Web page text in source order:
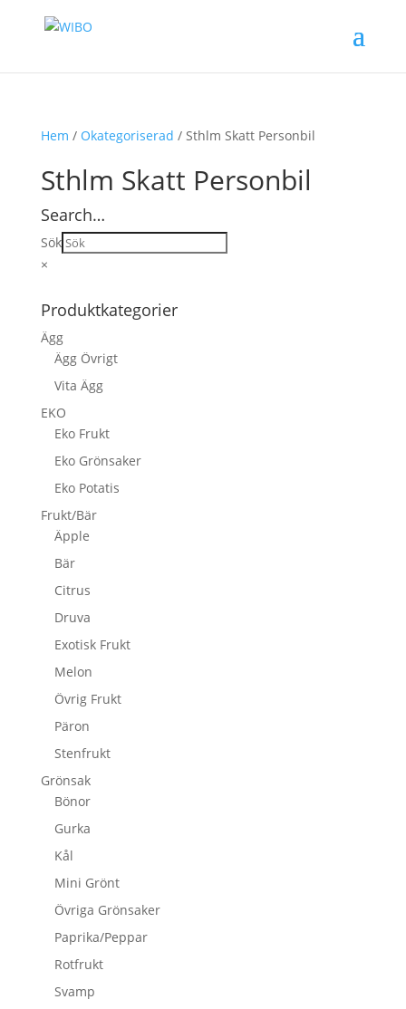
Hem / Okategoriserad / Sthlm Skatt Personbil
Sthlm Skatt Personbil
Search…
Sök
×
Produktkategorier
Ägg
Ägg Övrigt
Vita Ägg
EKO
Eko Frukt
Eko Grönsaker
Eko Potatis
Frukt/Bär
Äpple
Bär
Citrus
Druva
Exotisk Frukt
Melon
Övrig Frukt
Päron
Stenfrukt
Grönsak
Bönor
Gurka
Kål
Mini Grönt
Övriga Grönsaker
Paprika/Peppar
Rotfrukt
Svamp